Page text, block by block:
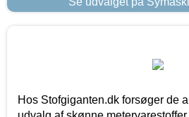
Hos Stofgiganten.dk forsøger de